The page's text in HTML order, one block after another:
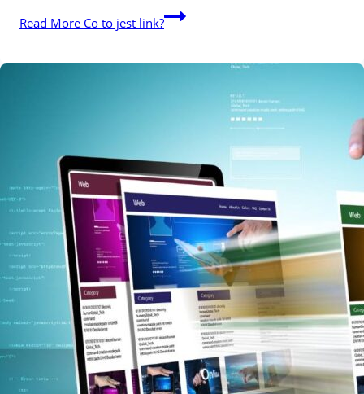
Read More Co to jest link?